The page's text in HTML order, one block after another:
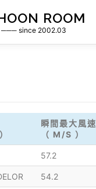
ROOM
─── since 2002.03
瞬間最大風速
（ M/S ）
57.2
54.2